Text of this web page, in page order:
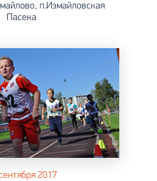
п.Измайловская
Пасека
2017